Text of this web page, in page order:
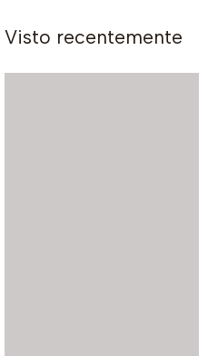
Visto recentemente